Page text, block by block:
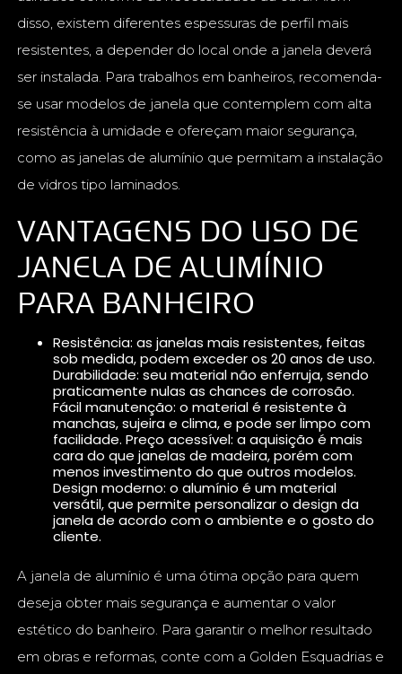
disso, existem diferentes espessuras de perfil mais
resistentes, a depender do local onde a janela deverá
ser instalada. Para trabalhos em banheiros, recomenda-
se usar modelos de janela que contemplem com alta
resistência à umidade e ofereçam maior segurança,
como as janelas de alumínio que permitam a instalação
de vidros tipo laminados.
VANTAGENS DO USO DE
JANELA DE ALUMÍNIO
PARA BANHEIRO
Resistência: as janelas mais resistentes, feitas
sob medida, podem exceder os 20 anos de uso.
Durabilidade: seu material não enferruja, sendo
praticamente nulas as chances de corrosão.
Fácil manutenção: o material é resistente à
manchas, sujeira e clima, e pode ser limpo com
facilidade. Preço acessível: a aquisição é mais
cara do que janelas de madeira, porém com
menos investimento do que outros modelos.
Design moderno: o alumínio é um material
versátil, que permite personalizar o design da
janela de acordo com o ambiente e o gosto do
cliente.
A janela de alumínio é uma ótima opção para quem
deseja obter mais segurança e aumentar o valor
estético do banheiro. Para garantir o melhor resultado
em obras e reformas, conte com a Golden Esquadrias e